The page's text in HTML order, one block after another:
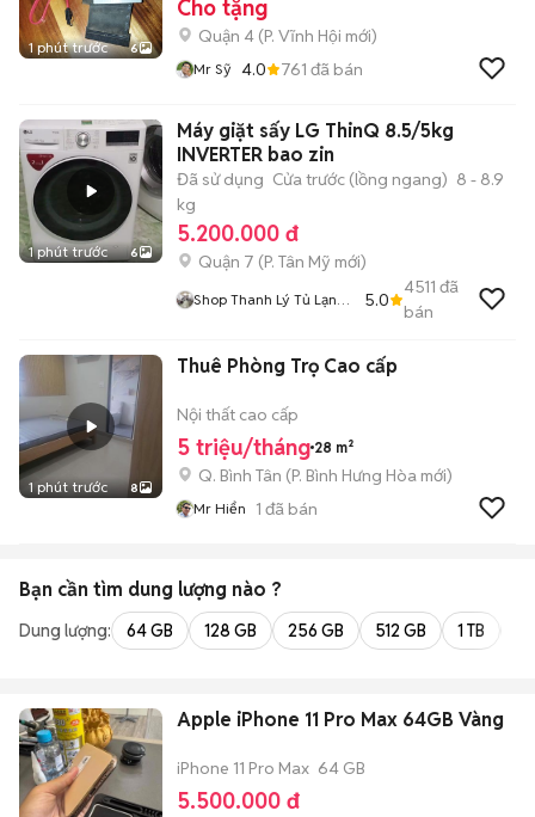
1 phút trước 6
Cho tặng
Quận 4 (P. Vĩnh Hội mới)
Mr Sỹ 4.0 761 đã bán
1 phút trước 6
Máy giặt sấy LG ThinQ 8.5/5kg
INVERTER bao zin
Đã sử dụng Cửa trước (lồng ngang) 8 - 8.9
kg
5.200.000 đ
Quận 7 (P. Tân Mỹ mới)
Shop Thanh Lý Tủ Lạnh
5.0
4511 đã
bán
1 phút trước 8
Thuê Phòng Trọ Cao cấp
Nội thất cao cấp
5 triệu/tháng 28 m²
Q. Bình Tân (P. Bình Hưng Hòa mới)
Mr Hiển 1 đã bán
Bạn cần tìm dung lượng nào ?
Dung lượng: 64 GB 128 GB 256 GB 512 GB 1 TB
Apple iPhone 11 Pro Max 64GB Vàng
iPhone 11 Pro Max 64 GB
5.500.000 đ